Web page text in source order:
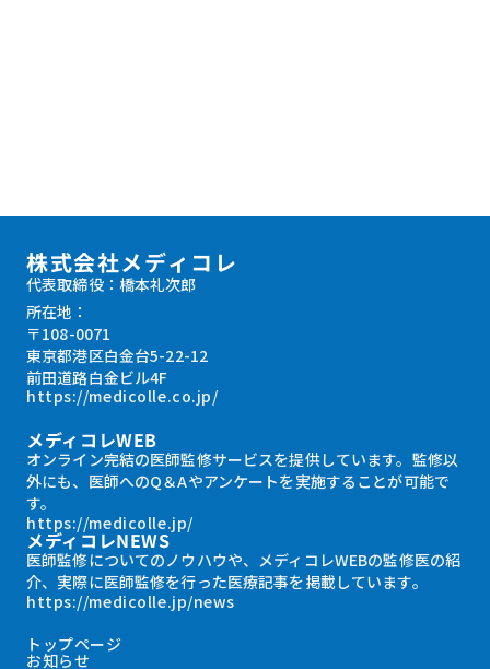
株式会社メディコレ
代表取締役：橋本礼次郎
所在地：
〒108-0071
東京都港区白金台5-22-12
前田道路白金ビル4F
https://medicolle.co.jp/
メディコレWEB
オンライン完結の医師監修サービスを提供しています。監修以
外にも、医師へのQ＆Aやアンケートを実施することが可能で
す。
https://medicolle.jp/
メディコレNEWS
医師監修についてのノウハウや、メディコレWEBの監修医の紹
介、実際に医師監修を行った医療記事を掲載しています。
https://medicolle.jp/news
トップページ
お知らせ